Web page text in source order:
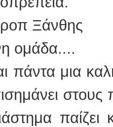
Ξάνθης
ομάδα....
πάντα μια